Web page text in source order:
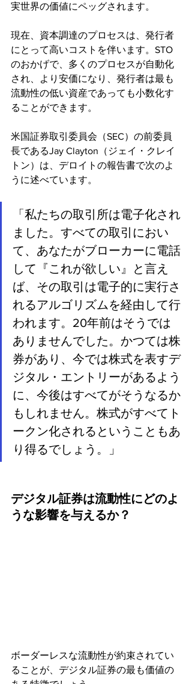
実世界の価値にペッグされます。
現在、資本調達のプロセスは、発行者
にとって高いコストを伴います。STO
のおかげで、多くのプロセスが自動化
され、より安価になり、発行者は最も
流動性の低い資産であっても小数化す
ることができます。
米国証券取引委員会（SEC）の前委員
長であるJay Clayton（ジェイ・クレイ
トン）は、デロイトの報告書で次のよ
うに述べています。
「私たちの取引所は電子化され
ました。すべての取引におい
て、あなたがブローカーに電話
して『これが欲しい』と言え
ば、その取引は電子的に実行さ
れるアルゴリズムを経由して行
われます。20年前はそうでは
ありませんでした。かつては株
券があり、今では株式を表すデ
ジタル・エントリーがあるよう
に、今後はすべてがそうなるか
もしれません。株式がすべてト
ークン化されるということもあ
り得るでしょう。」
デジタル証券は流動性にどのよ
うな影響を与えるか？
ボーダーレスな流動性が約束されてい
ることが、デジタル証券の最も価値の